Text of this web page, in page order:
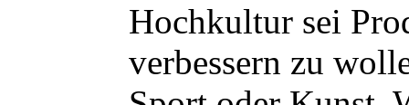
Hochkultur sei
verbessern zu